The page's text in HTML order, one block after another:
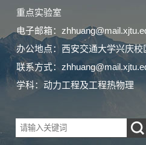
重点实验室
电子邮箱：
办公地点：西安交通大学兴庆校
联系方式：
学科：动力工程及工程热物理